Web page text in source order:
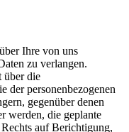
Ihre von uns
zu verlangen.
über die
der personenbezogenen
gegenüber denen
werden, die geplante
Rechts auf Berichtigung,